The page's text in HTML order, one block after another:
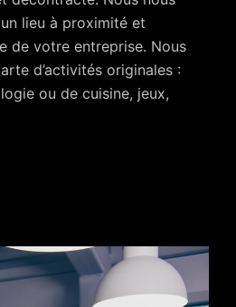
lieu à proximité et
de votre entreprise. Nous
d’activités originales :
ou de cuisine, jeux,